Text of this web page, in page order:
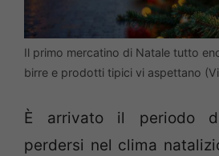
Il primo mercatino di Natale tutto
birre e prodotti tipici vi aspettano
È arrivato il periodo
perdersi nel clima